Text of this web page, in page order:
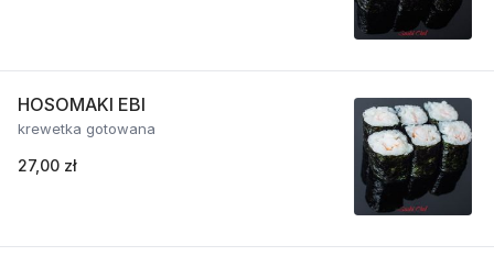
HOSOMAKI EBI
krewetka gotowana
27,00 zł